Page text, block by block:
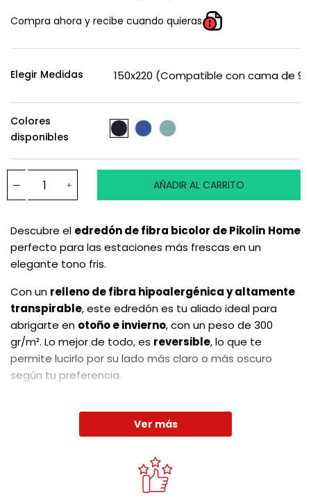
Compra ahora y recibe cuando quieras
Elegir Medidas
Colores
disponibles
AÑADIR AL CARRITO
Descubre el edredón de fibra bicolor de Pikolin Home
perfecto para las estaciones más frescas en un
elegante tono fris.
Con un relleno de fibra hipoalergénica y altamente
transpirable, este edredón es tu aliado ideal para
abrigarte en otoño e invierno, con un peso de 300
gr/m². Lo mejor de todo, es reversible, lo que te
permite lucirlo por su lado más claro o más oscuro
según tu preferencia.
descanso excepcional con unacalidad superior.
Ver más